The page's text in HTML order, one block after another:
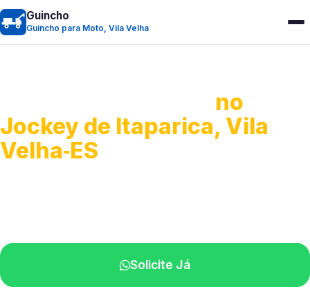
Guincho
Guincho para Moto, Vila Velha
no
Jockey de Itaparica, Vila
Velha‑ES
Solicite Já